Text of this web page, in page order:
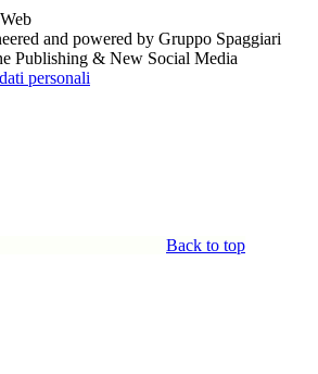
and powered by Gruppo Spaggiari
Publishing & New Social Media
personali
Back to top